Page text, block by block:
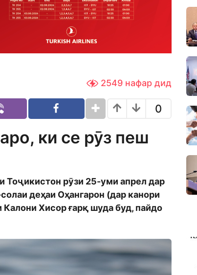
2549 нафар дид
0
ки се рӯз пеш
Тоҷикистон рӯзи 25-уми апрел дар
деҳаи Оҳангарон (дар канори
Хисор ғарқ шуда буд, пайдо